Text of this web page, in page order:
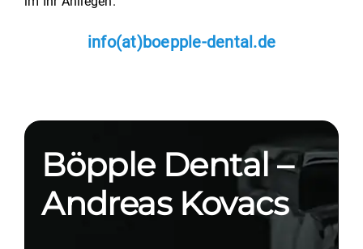
info(at)boepple-dental.de
Böpple Dental –
Andreas Kovacs